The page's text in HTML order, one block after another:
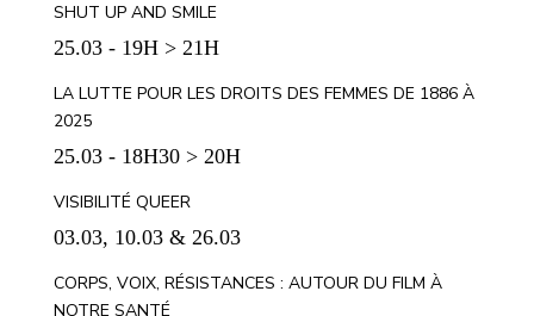
SHUT UP AND SMILE
25.03 - 19H > 21H
LA LUTTE POUR LES DROITS DES FEMMES DE 1886 À
2025
25.03 - 18H30 > 20H
VISIBILITÉ QUEER
03.03, 10.03 & 26.03
CORPS, VOIX, RÉSISTANCES : AUTOUR DU FILM À
NOTRE SANTÉ